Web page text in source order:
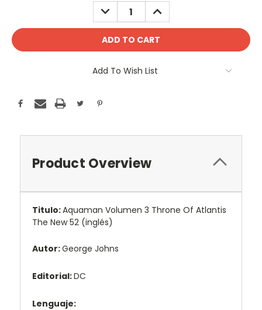
DECREASE
QUANTITY:
INCREASE
QUANTITY:
Add To Wish List
Product Overview
Titulo:Aquaman Volumen 3 Throne Of Atlantis
The New 52 (inglés)
Autor:George Johns
Editorial:DC
Lenguaje: